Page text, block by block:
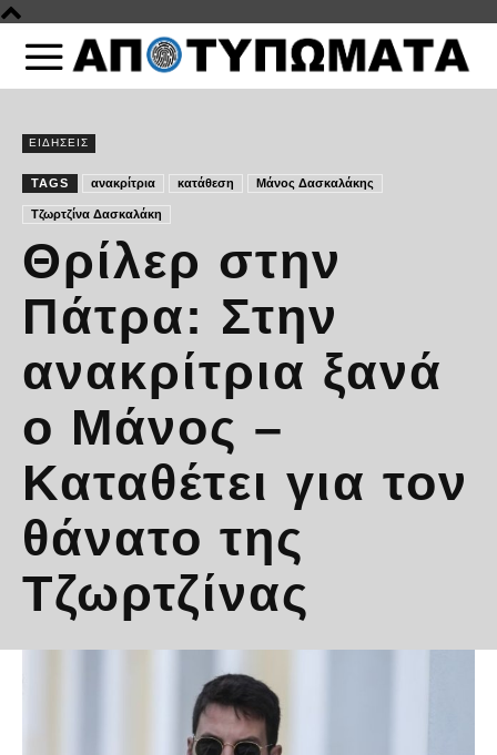
ΕΙΔΗΣΕΙΣ
TAGS ανακρίτρια κατάθεση Μάνος Δασκαλάκης
Τζωρτζίνα Δασκαλάκη
Θρίλερ στην
Πάτρα: Στην
ανακρίτρια ξανά
ο Μάνος –
Καταθέτει για τον
θάνατο της
Τζωρτζίνας